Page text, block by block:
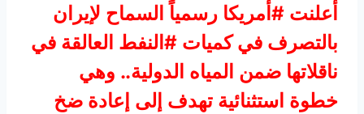
أعلنت #أمريكا رسمياً السماح لإيران
بالتصرف في كميات #النفط العالقة في
ناقلاتها ضمن المياه الدولية.. وهي
خطوة استثنائية تهدف إلى إعادة ضخ